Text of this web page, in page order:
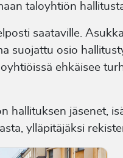
taloyhtiön
saataville.
suojattu osio
ehkäisee
hallituksen jäsenet,
ylläpitäjäksi